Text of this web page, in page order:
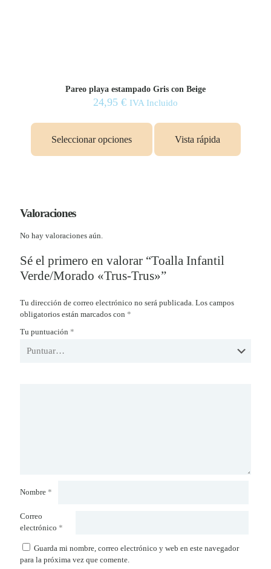
Pareo playa estampado Gris con Beige
24,95 € IVA Incluido
Seleccionar opciones Vista rápida
Valoraciones
No hay valoraciones aún.
Sé el primero en valorar “Toalla Infantil
Verde/Morado «Trus-Trus»”
Tu dirección de correo electrónico no será publicada. Los campos
obligatorios están marcados con *
Tu puntuación *
Nombre *
Correo
electrónico *
Guarda mi nombre, correo electrónico y web en este navegador
para la próxima vez que comente.